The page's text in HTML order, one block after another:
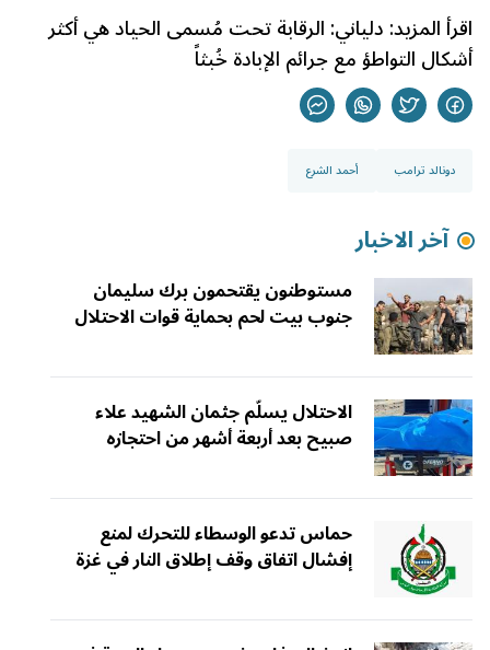
اقرأ المزيد:دلياني: الرقابة تحت مُسمى الحياد هي أكثر
أشكال التواطؤ مع جرائم الإبادة خُبثاً
دونالد ترامب أحمد الشرع
آخر الاخبار
مستوطنون يقتحمون برك سليمان
جنوب بيت لحم بحماية قوات الاحتلال
الاحتلال يسلّم جثمان الشهيد علاء
صبيح بعد أربعة أشهر من احتجازه
حماس تدعو الوسطاء للتحرك لمنع
إفشال اتفاق وقف إطلاق النار في غزة